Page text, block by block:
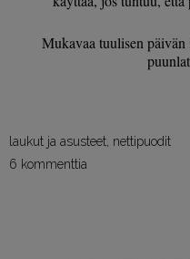
Mukavaa tuulisen
laukut ja asusteet nettipuodit
6 kommenttia